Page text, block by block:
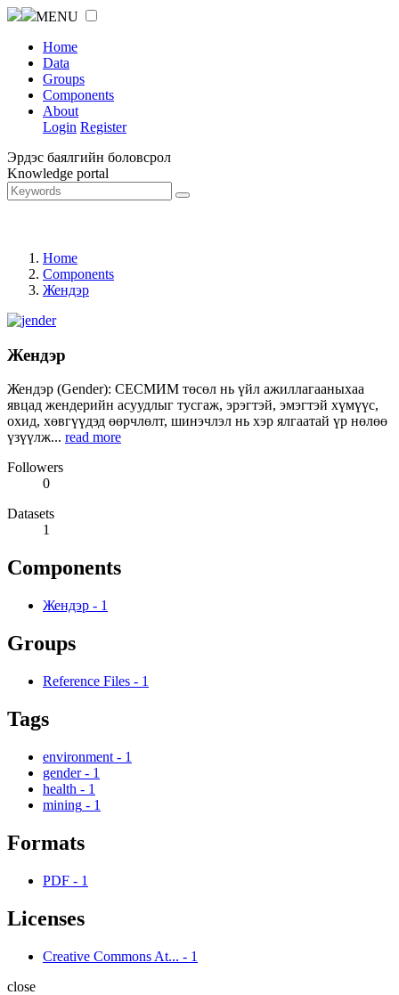
MENU
Home
Data
Groups
Components
About
Login Register
Эрдэс баялгийн боловсрол
Knowledge portal
Home
Components
Жендэр
Жендэр
Жендэр (Gender): СЕСМИМ төсөл нь үйл ажиллагааныхаа
явцад жендерийн асуудлыг тусгаж, эрэгтэй, эмэгтэй хүмүүс,
охид, хөвгүүдэд өөрчлөлт, шинэчлэл нь хэр ялгаатай үр нөлөө
үзүүлж... read more
Followers
0
Datasets
1
Components
Жендэр - 1
Groups
Reference Files - 1
Tags
environment - 1
gender - 1
health - 1
mining - 1
Formats
PDF - 1
Licenses
Creative Commons At... - 1
close